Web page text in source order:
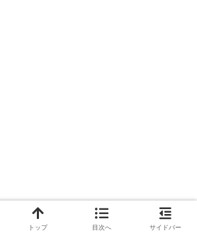
トップ 目次へ サイドバー